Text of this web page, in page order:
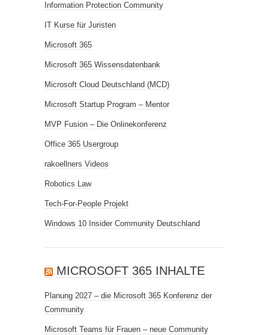
Information Protection Community
IT Kurse für Juristen
Microsoft 365
Microsoft 365 Wissensdatenbank
Microsoft Cloud Deutschland (MCD)
Microsoft Startup Program – Mentor
MVP Fusion – Die Onlinekonferenz
Office 365 Usergroup
rakoellners Videos
Robotics Law
Tech-For-People Projekt
Windows 10 Insider Community Deutschland
MICROSOFT 365 INHALTE
Planung 2027 – die Microsoft 365 Konferenz der
Community
Microsoft Teams für Frauen – neue Community